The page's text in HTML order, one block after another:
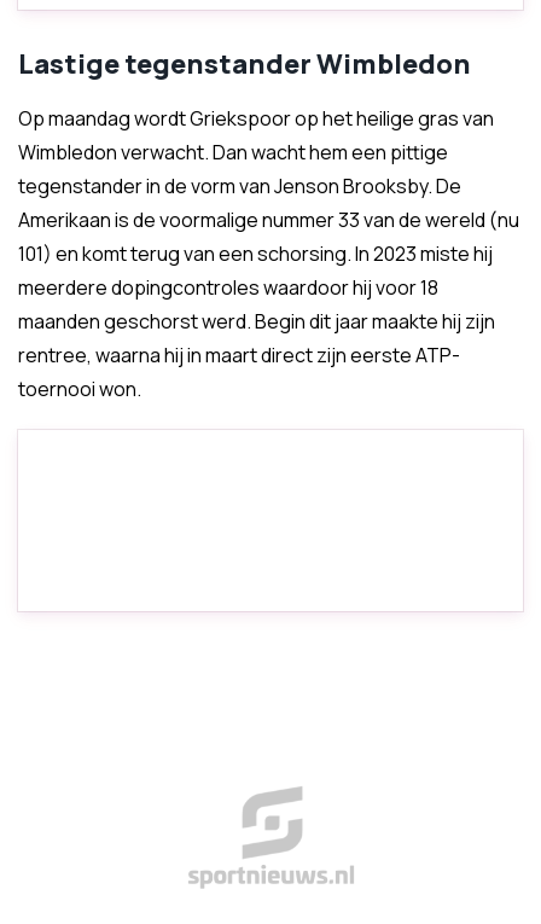
Lastige tegenstander Wimbledon
Op maandag wordt Griekspoor op het heilige gras van
Wimbledon verwacht. Dan wacht hem een pittige
tegenstander in de vorm van Jenson Brooksby. De
Amerikaan is de voormalige nummer 33 van de wereld (nu
101) en komt terug van een schorsing. In 2023 miste hij
meerdere dopingcontroles waardoor hij voor 18
maanden geschorst werd. Begin dit jaar maakte hij zijn
rentree, waarna hij in maart direct zijn eerste ATP-
toernooi won.